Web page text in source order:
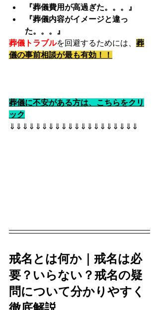
『葬儀費用が高過ぎた。。。』
『葬儀内容がイメージと違っ
た。。。』
葬儀トラブルを回避するためには、 葬
儀の事前相談が最も有効！！
葬儀に不安がある方は、こちらをクリ
ック
⇓⇓⇓⇓⇓⇓⇓⇓⇓⇓⇓⇓⇓⇓⇓⇓⇓⇓⇓⇓
戒名とは何か｜戒名は必
要？いらない？戒名の疑
問について分かりやすく